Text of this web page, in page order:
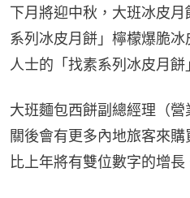
下月將迎中秋，大班冰皮
系列冰皮月餅」檸檬爆脆
人士的「找素系列冰皮月餅
大班麵包西餅副總經理（
關後會有更多內地旅客來
比上年將有雙位數字的增長